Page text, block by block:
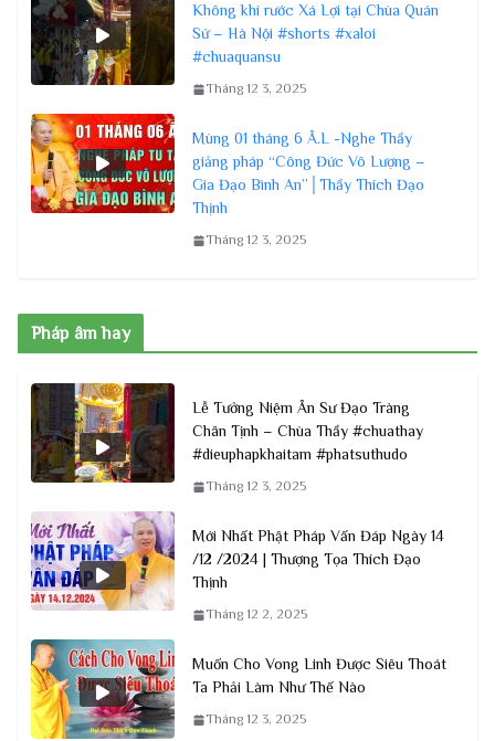
Không khí rước Xá Lợi tại Chùa Quán
Sứ – Hà Nội #shorts #xaloi
#chuaquansu
Tháng 12 3, 2025
Mùng 01 tháng 6 Â.L -Nghe Thầy
giảng pháp “Công Đức Vô Lượng –
Gia Đạo Bình An”│Thầy Thích Đạo
Thịnh
Tháng 12 3, 2025
Pháp âm hay
Lễ Tưởng Niệm Ân Sư Đạo Tràng
Chân Tịnh – Chùa Thầy #chuathay
#dieuphapkhaitam #phatsuthudo
Tháng 12 3, 2025
Mới Nhất Phật Pháp Vấn Đáp Ngày 14
/12 /2024 | Thượng Tọa Thích Đạo
Thịnh
Tháng 12 2, 2025
Muốn Cho Vong Linh Được Siêu Thoát
Ta Phải Làm Như Thế Nào
Tháng 12 3, 2025